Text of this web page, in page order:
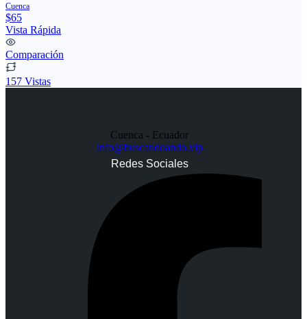
Cuenca
$65
Vista Rápida
Comparación
157 Vistas
Cuenca - Ecuador
info@buscandoando.vip
Redes Sociales